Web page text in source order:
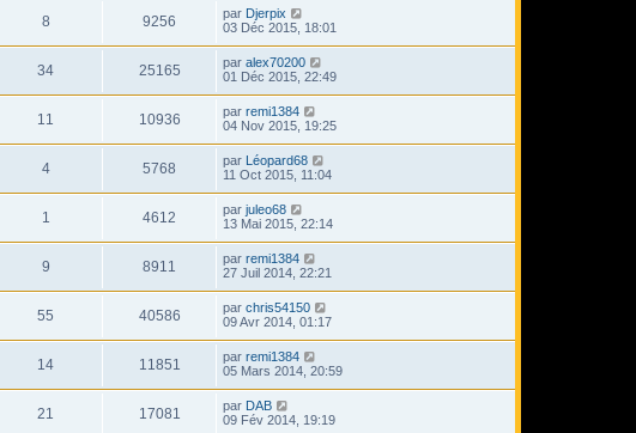
8 9256 par Djerpix
03 Déc 2015, 18:01
34 25165 par alex70200
01 Déc 2015, 22:49
11 10936 par remi1384
04 Nov 2015, 19:25
4 5768 par Léopard68
11 Oct 2015, 11:04
1 4612 par juleo68
13 Mai 2015, 22:14
9 8911 par remi1384
27 Juil 2014, 22:21
55 40586 par chris54150
09 Avr 2014, 01:17
14 11851 par remi1384
05 Mars 2014, 20:59
21 17081 par DAB
09 Fév 2014, 19:19